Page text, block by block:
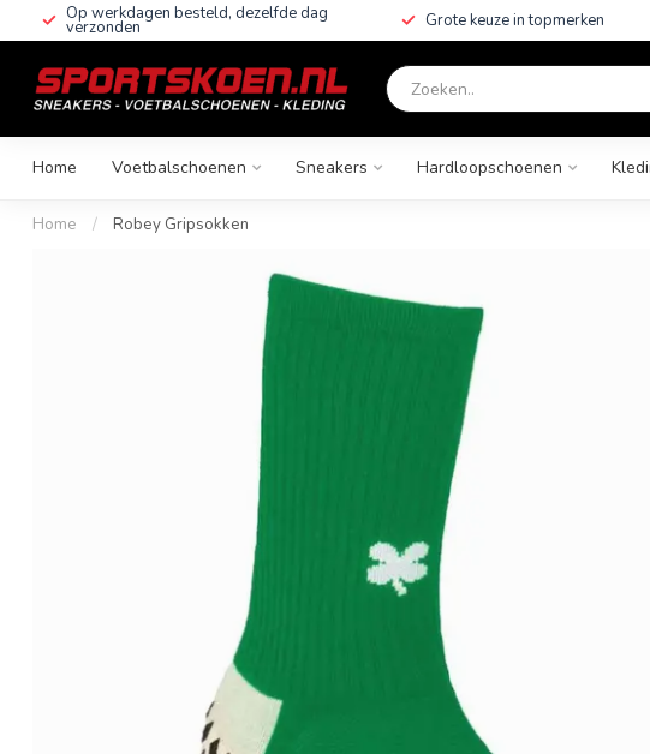
Op werkdagen besteld, dezelfde dag
verzonden Grote keuze in topmerken
Home Voetbalschoenen Sneakers Hardloopschoenen
Home / Robey Gripsokken